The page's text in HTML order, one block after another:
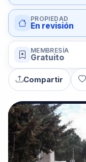
PROPIEDAD
En revisión
MEMBRESÍA
Gratuito
Compartir